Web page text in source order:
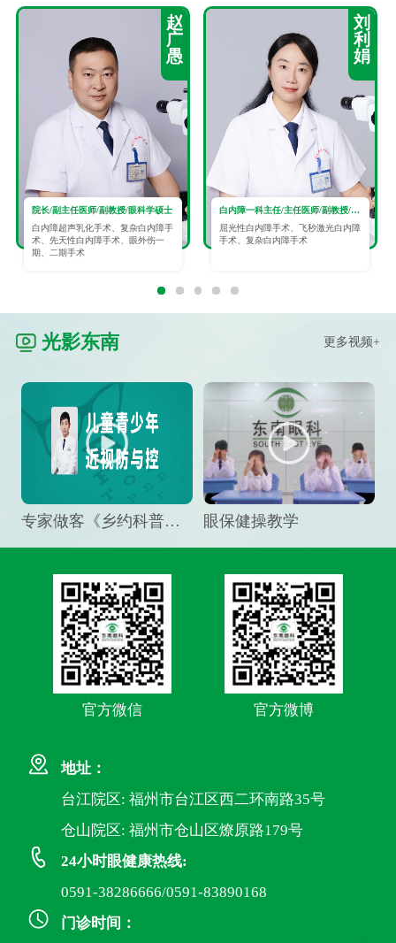
赵
广
愚
院长/副主任医师/副教授/眼科学硕士
白内障超声乳化手术、复杂白内障手
术、先天性白内障手术、眼外伤一
期、二期手术
刘
利
娟
白内障一科主任/主任医师/副教授/眼科学硕士
屈光性白内障手术、飞秒激光白内障
手术、复杂白内障手术
光影东南 更多视频+
专家做客《乡约科普》栏目，预防孩子近视竟然这么“简单” 眼保健操教学
官方微信 官方微博
地址：
台江院区: 福州市台江区西二环南路35号
仓山院区: 福州市仓山区燎原路179号
24小时眼健康热线:
0591-38286666/0591-83890168
门诊时间：